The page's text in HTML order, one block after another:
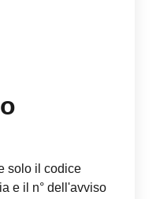
solo il codice
e il n° dell'avviso